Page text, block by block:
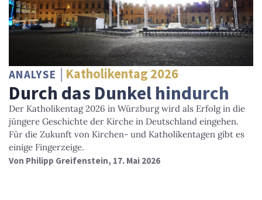
ANALYSE Katholikentag 2026
Durch das Dunkel hindurch
Der Katholikentag 2026 in Würzburg wird als Erfolg in die
jüngere Geschichte der Kirche in Deutschland eingehen.
Für die Zukunft von Kirchen- und Katholikentagen gibt es
einige Fingerzeige.
Von Philipp Greifenstein, 17. Mai 2026